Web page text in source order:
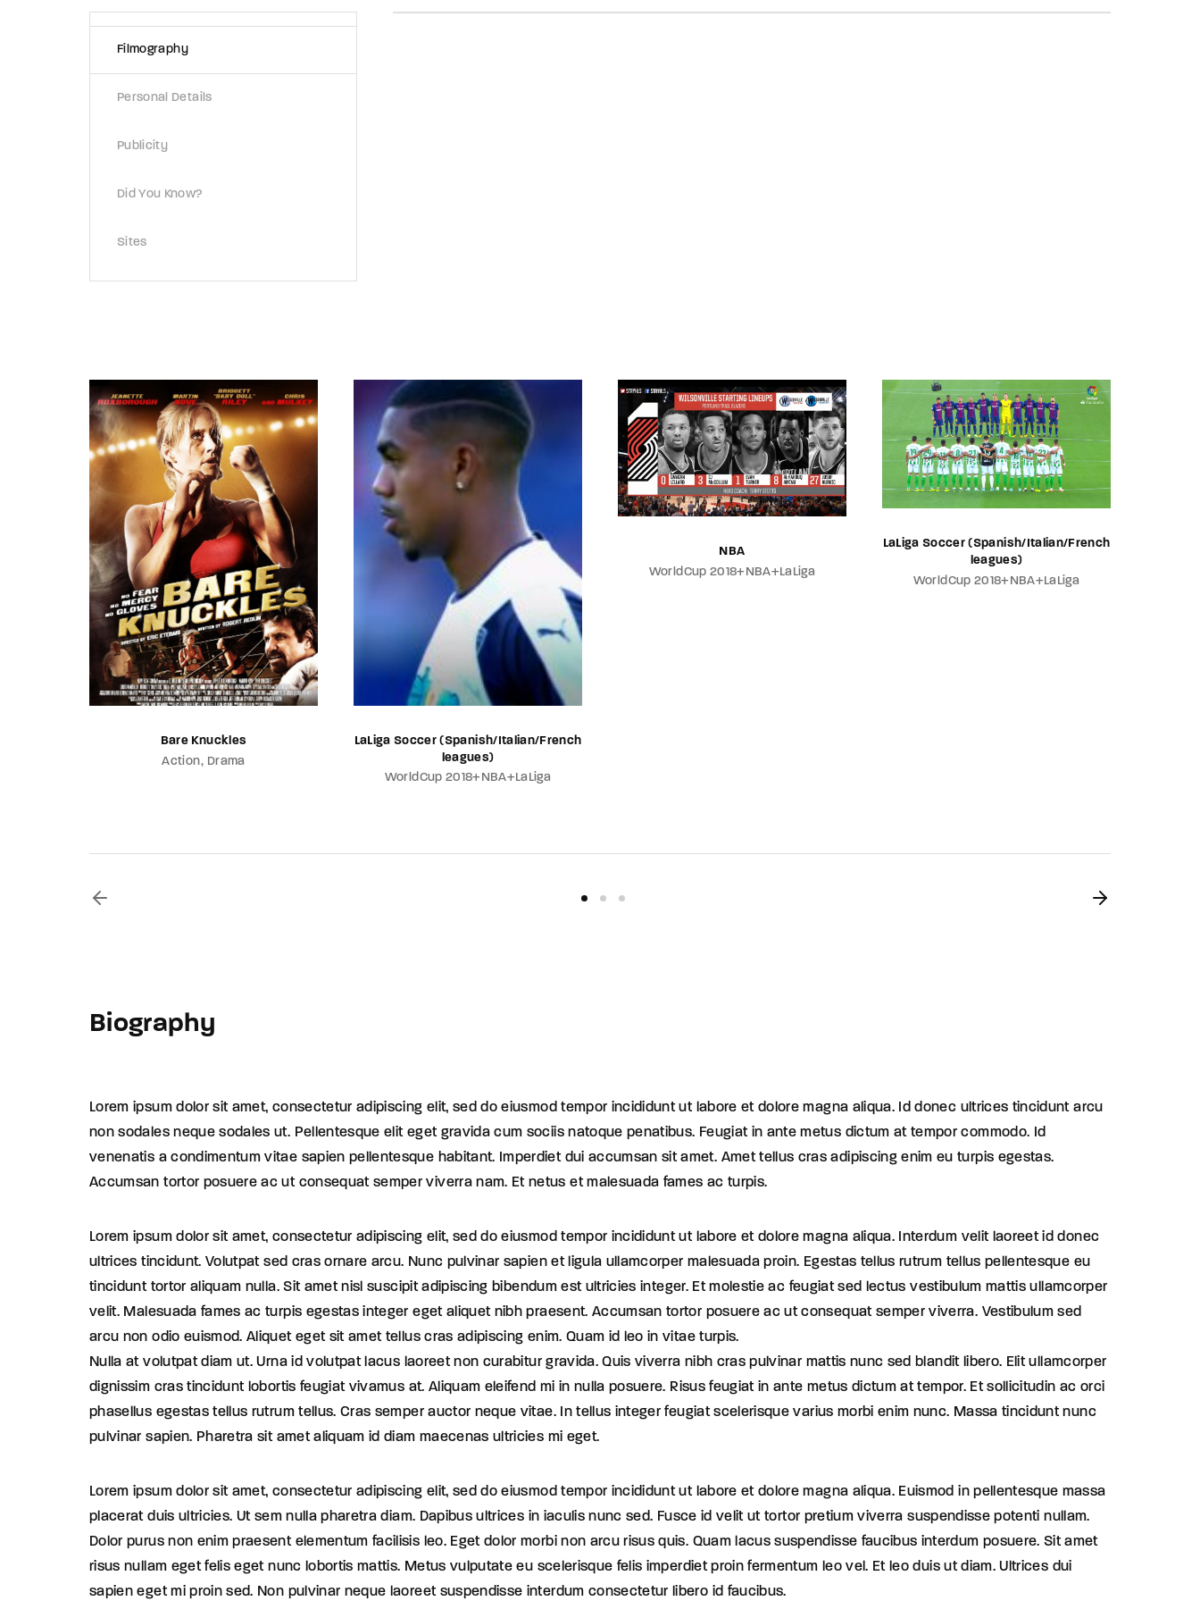
Filmography
Personal Details
Publicity
Did You Know?
Sites
Bare Knuckles
Action
Drama
LaLiga Soccer (Spanish/Italian/French
leagues)
WorldCup 2018+NBA+LaLiga
NBA
WorldCup 2018+NBA+LaLiga
LaLiga Soccer (Spanish/Italian/French
leagues)
WorldCup 2018+NBA+LaLiga
Biography
Lorem ipsum dolor sit amet, consectetur adipiscing elit, sed do eiusmod tempor incididunt ut labore et dolore magna aliqua. Id donec ultrices tincidunt arcu
non sodales neque sodales ut. Pellentesque elit eget gravida cum sociis natoque penatibus. Feugiat in ante metus dictum at tempor commodo. Id
venenatis a condimentum vitae sapien pellentesque habitant. Imperdiet dui accumsan sit amet. Amet tellus cras adipiscing enim eu turpis egestas.
Accumsan tortor posuere ac ut consequat semper viverra nam. Et netus et malesuada fames ac turpis.
Lorem ipsum dolor sit amet, consectetur adipiscing elit, sed do eiusmod tempor incididunt ut labore et dolore magna aliqua. Interdum velit laoreet id donec
ultrices tincidunt. Volutpat sed cras ornare arcu. Nunc pulvinar sapien et ligula ullamcorper malesuada proin. Egestas tellus rutrum tellus pellentesque eu
tincidunt tortor aliquam nulla. Sit amet nisl suscipit adipiscing bibendum est ultricies integer. Et molestie ac feugiat sed lectus vestibulum mattis ullamcorper
velit. Malesuada fames ac turpis egestas integer eget aliquet nibh praesent. Accumsan tortor posuere ac ut consequat semper viverra. Vestibulum sed
arcu non odio euismod. Aliquet eget sit amet tellus cras adipiscing enim. Quam id leo in vitae turpis.
Nulla at volutpat diam ut. Urna id volutpat lacus laoreet non curabitur gravida. Quis viverra nibh cras pulvinar mattis nunc sed blandit libero. Elit ullamcorper
dignissim cras tincidunt lobortis feugiat vivamus at. Aliquam eleifend mi in nulla posuere. Risus feugiat in ante metus dictum at tempor. Et sollicitudin ac orci
phasellus egestas tellus rutrum tellus. Cras semper auctor neque vitae. In tellus integer feugiat scelerisque varius morbi enim nunc. Massa tincidunt nunc
pulvinar sapien. Pharetra sit amet aliquam id diam maecenas ultricies mi eget.
Lorem ipsum dolor sit amet, consectetur adipiscing elit, sed do eiusmod tempor incididunt ut labore et dolore magna aliqua. Euismod in pellentesque massa
placerat duis ultricies. Ut sem nulla pharetra diam. Dapibus ultrices in iaculis nunc sed. Fusce id velit ut tortor pretium viverra suspendisse potenti nullam.
Dolor purus non enim praesent elementum facilisis leo. Eget dolor morbi non arcu risus quis. Quam lacus suspendisse faucibus interdum posuere. Sit amet
risus nullam eget felis eget nunc lobortis mattis. Metus vulputate eu scelerisque felis imperdiet proin fermentum leo vel. Et leo duis ut diam. Ultrices dui
sapien eget mi proin sed. Non pulvinar neque laoreet suspendisse interdum consectetur libero id faucibus.